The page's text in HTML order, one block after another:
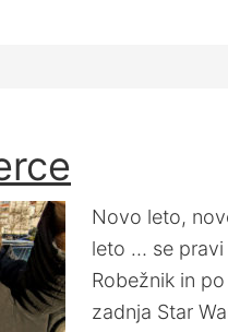
Novo leto,
leto … se pravi
Robežnik in
zadnja Star